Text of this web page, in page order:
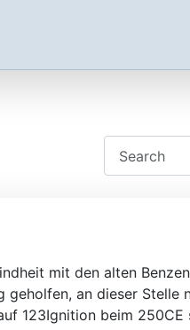
mit den alten
an dieser Stelle
123Ignition beim 250CE